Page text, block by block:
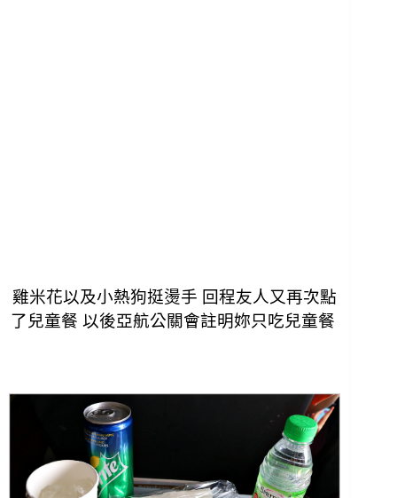
雞米花以及小熱狗挺燙手 回程友人又再次點
了兒童餐 以後亞航公關會註明妳只吃兒童餐